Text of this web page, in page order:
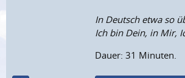
In Deutsch etwa so
Ich bin Dein, in Mir,
Dauer: 31 Minuten.